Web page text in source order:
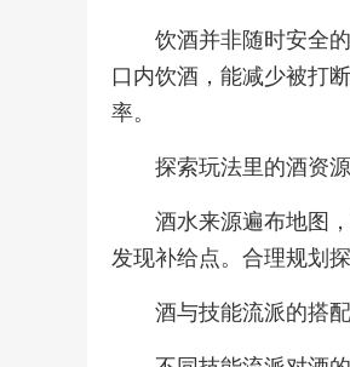
饮酒并非随时安全
口内饮酒，能减少被打
率。
探索玩法里的酒资
酒水来源遍布地图
发现补给点。合理规划
酒与技能流派的搭配